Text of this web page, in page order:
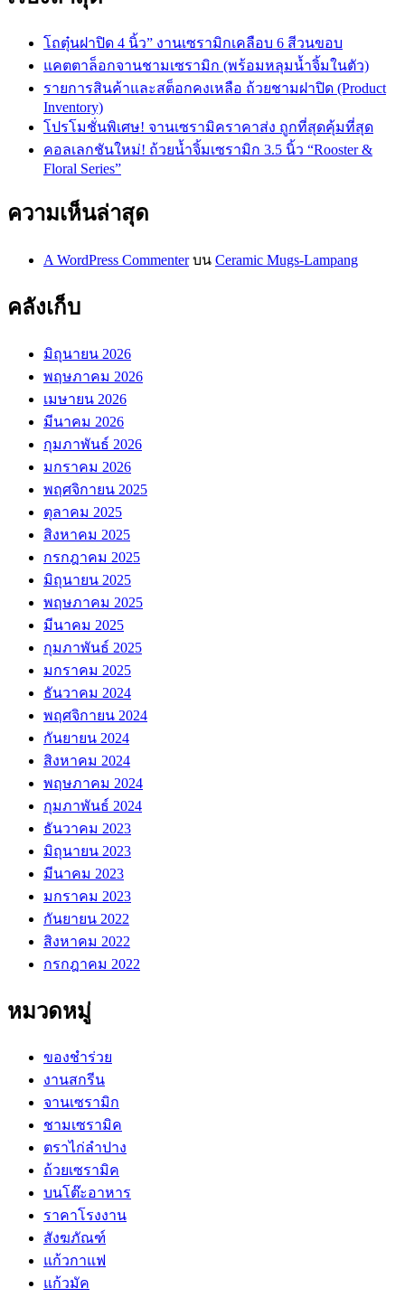
โถตุ๋นฝาปิด 4 นิ้ว” งานเซรามิกเคลือบ 6 สีวนขอบ
แคตตาล็อกจานชามเซรามิก (พร้อมหลุมน้ำจิ้มในตัว)
รายการสินค้าและสต็อกคงเหลือ ถ้วยชามฝาปิด (Product
Inventory)
โปรโมชั่นพิเศษ! จานเซรามิคราคาส่ง ถูกที่สุดคุ้มที่สุด
คอลเลกชันใหม่! ถ้วยน้ำจิ้มเซรามิก 3.5 นิ้ว “Rooster &
Floral Series”
ความเห็นล่าสุด
A WordPress Commenterบน Ceramic Mugs-Lampang
คลังเก็บ
มิถุนายน 2026
พฤษภาคม 2026
เมษายน 2026
มีนาคม 2026
กุมภาพันธ์ 2026
มกราคม 2026
พฤศจิกายน 2025
ตุลาคม 2025
สิงหาคม 2025
กรกฎาคม 2025
มิถุนายน 2025
พฤษภาคม 2025
มีนาคม 2025
กุมภาพันธ์ 2025
มกราคม 2025
ธันวาคม 2024
พฤศจิกายน 2024
กันยายน 2024
สิงหาคม 2024
พฤษภาคม 2024
กุมภาพันธ์ 2024
ธันวาคม 2023
มิถุนายน 2023
มีนาคม 2023
มกราคม 2023
กันยายน 2022
สิงหาคม 2022
กรกฎาคม 2022
หมวดหมู่
ของชำร่วย
งานสกรีน
จานเซรามิก
ชามเซรามิค
ตราไก่ลำปาง
ถ้วยเซรามิค
บนโต๊ะอาหาร
ราคาโรงงาน
สังฆภัณฑ์
แก้วกาแฟ
แก้วมัค